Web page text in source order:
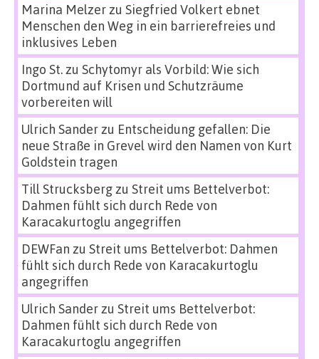
Marina Melzerzu Siegfried Volkert ebnet
Menschen den Weg in ein barrierefreies und
inklusives Leben
Ingo St.zu Schytomyr als Vorbild: Wie sich
Dortmund auf Krisen und Schutzräume
vorbereiten will
Ulrich Sanderzu Entscheidung gefallen: Die
neue Straße in Grevel wird den Namen von Kurt
Goldstein tragen
Till Strucksbergzu Streit ums Bettelverbot:
Dahmen fühlt sich durch Rede von
Karacakurtoglu angegriffen
DEWFan zu Streit ums Bettelverbot: Dahmen
fühlt sich durch Rede von Karacakurtoglu
angegriffen
Ulrich Sanderzu Streit ums Bettelverbot:
Dahmen fühlt sich durch Rede von
Karacakurtoglu angegriffen